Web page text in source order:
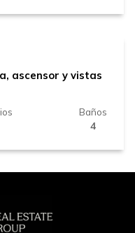
ascensor y vistas
Baños
4